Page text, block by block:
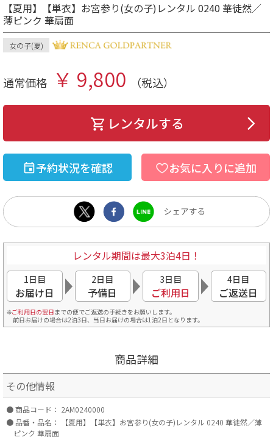
【夏用】【単衣】お宮参り(女の子)レンタル 0240 華徒然／
薄ピンク 華扇面
女の子(夏)
通常価格 ￥ 9,800 （税込）
レンタルする
予約状況を確認 お気に入りに追加
レンタル期間は最大3泊4日！
1日目
お届け日
2日目
予備日
3日目
ご利用日
4日目
ご返送日
ご利用日の翌日 までの便でご返送の手続きをお願いします。
前日お届けの場合は2泊3日、当日お届けの場合は1泊2日となります。
商品詳細
その他情報
商品コード： 2AM0240000
品番・品名：
【夏用】【単衣】お宮参り(女の子)レンタル 0240 華徒然／薄
ピンク 華扇面